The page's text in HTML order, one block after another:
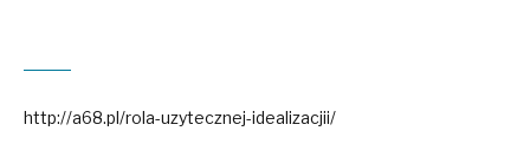
http://a68.pl/rola-uzytecznej-idealizacjii/